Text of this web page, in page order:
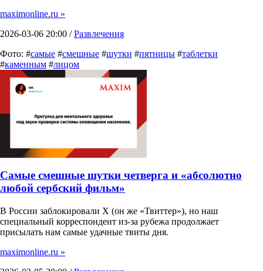
maximonline.ru »
2026-03-06 20:00 /Развлечения
Фото: #самые #смешные #шутки #пятницы #таблетки
#каменным #лицом
Самые смешные шутки четверга и «абсолютно
любой сербский фильм»
В России заблокировали X (он же «Твиттер»), но наш
специальный корреспондент из-за рубежа продолжает
присылать нам самые удачные твиты дня.
maximonline.ru »